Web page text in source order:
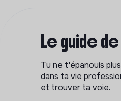
Le guide
Tu ne t'épanouis
dans ta vie
et trouver ta voie.